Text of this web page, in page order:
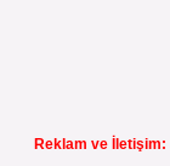
Reklam ve İletişim: